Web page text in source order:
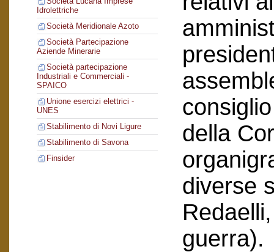
Idrolettriche
Società Meridionale Azoto
Società Partecipazione
Aziende Minerarie
Società partecipazione
Industriali e Commerciali -
SPAICO
Unione esercizi elettrici -
UNES
Stabilimento di Novi Ligure
Stabilimento di Savona
Finsider
della
diverse
guerra).